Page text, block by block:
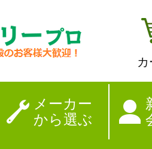
メーカー
から選ぶ
【夏季休暇のお